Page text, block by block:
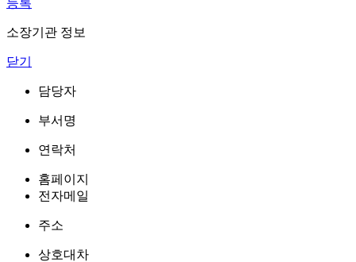
소장기관 정보
닫기
담당자
부서명
연락처
홈페이지
전자메일
주소
상호대차